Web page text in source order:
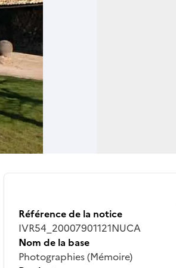
Référence de la notice
IVR54_20007901121NUCA
Nom de la base
Photographies (Mémoire)